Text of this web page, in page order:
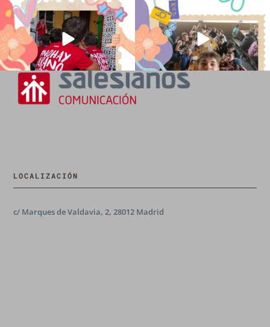
0 2
LOCALIZACIÓN
c/ Marques de Valdavia, 2, 28012 Madrid